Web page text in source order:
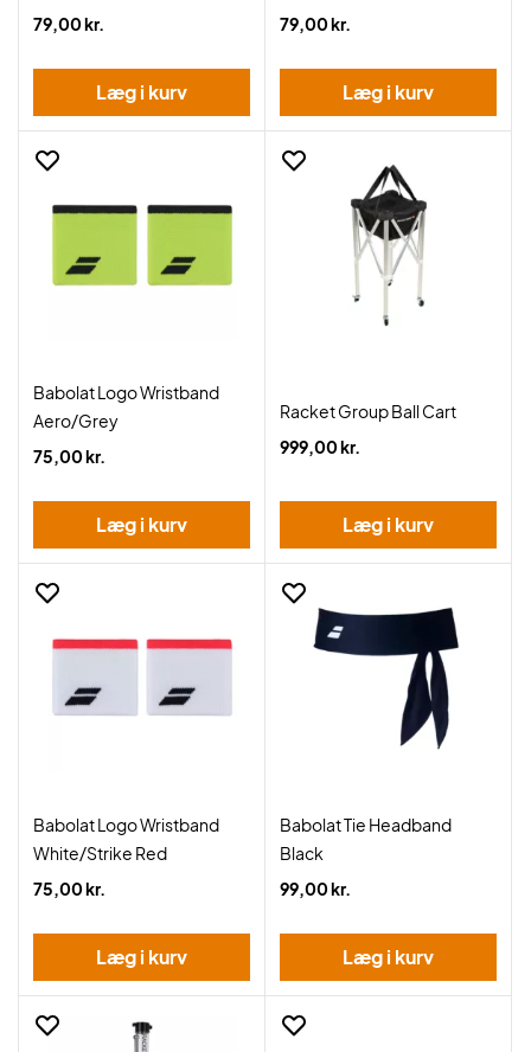
79,00 kr.
Læg i kurv
79,00 kr.
Læg i kurv
Babolat Logo Wristband
Aero/Grey
75,00 kr.
Læg i kurv
Racket Group Ball Cart
999,00 kr.
Læg i kurv
Babolat Logo Wristband
White/Strike Red
75,00 kr.
Læg i kurv
Babolat Tie Headband
Black
99,00 kr.
Læg i kurv